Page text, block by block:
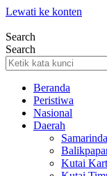
Lewati ke konten
Search
Search
Beranda
Peristiwa
Nasional
Daerah
Samarinda
Kutai